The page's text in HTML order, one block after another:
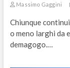
Massimo Gaggini
Chiunque
o meno larghi da
demagogo.…